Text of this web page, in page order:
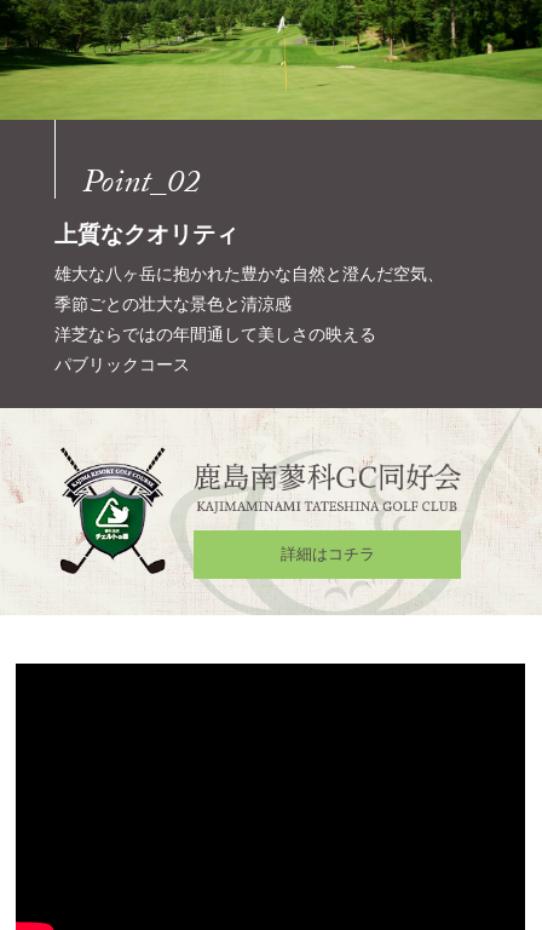
Point_02
上質なクオリティ
雄大な八ヶ岳に抱かれた豊かな自然と澄んだ空気、
季節ごとの壮大な景色と清涼感
洋芝ならではの年間通して美しさの映える
パブリックコース
詳細はコチラ